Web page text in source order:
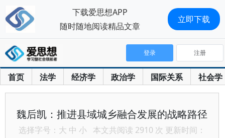
首页 法学 经济学 政治学 国际关系 社会学
登录 注册
魏后凯：推进县域城乡融合发展的战略路径
选择字号： 大 中 小 本文共阅读 2910 次 更新时间：
下载爱思想APP
随时随地阅读精品文章
立即下载